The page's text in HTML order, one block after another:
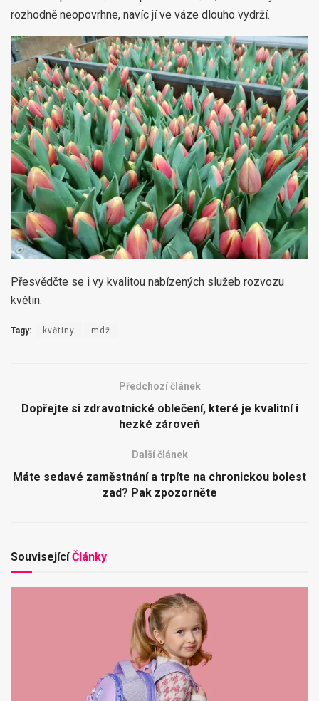
rozhodně neopovrhne, navíc jí ve váze dlouho vydrží.
Přesvědčte se i vy kvalitou nabízených služeb rozvozu
květin.
Tagy: květiny mdž
Předchozí článek
Dopřejte si zdravotnické oblečení, které je kvalitní i
hezké zároveň
Další článek
Máte sedavé zaměstnání a trpíte na chronickou bolest
zad? Pak zpozorněte
SouvisejícíČlánky